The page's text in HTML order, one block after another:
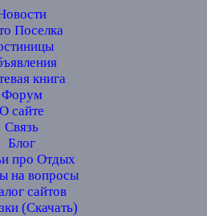
Поселка
книга
Форум
О сайте
Связь
Блог
про Отдых
на вопросы
сайтов
(Скачать)